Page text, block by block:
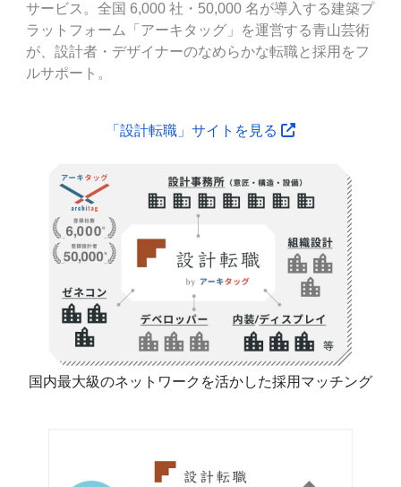
サービス。全国 6,000 社・50,000 名が導入する建築プ
ラットフォーム「アーキタッグ」を運営する青山芸術
が、設計者・デザイナーのなめらかな転職と採用をフ
ルサポート。
「設計転職」サイトを見る
国内最大級のネットワークを活かした採用マッチング